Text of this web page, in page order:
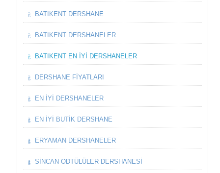
BATIKENT DERSHANE
BATIKENT DERSHANELER
BATIKENT EN İYI DERSHANELER
DERSHANE FIYATLARI
EN İYI DERSHANELER
EN İYI BUTIK DERSHANE
ERYAMAN DERSHANELER
SINCAN ODTÜLÜLER DERSHANESI